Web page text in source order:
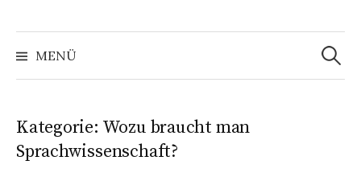
MENÜ
Suchen
nach:
Kategorie: Wozu braucht man
Sprachwissenschaft?